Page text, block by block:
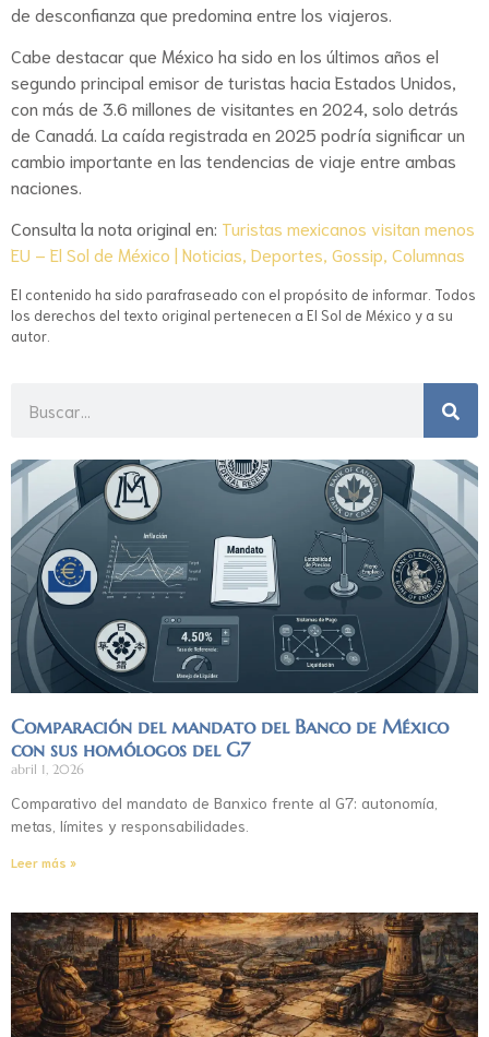
de desconfianza que predomina entre los viajeros.
Cabe destacar que México ha sido en los últimos años el
segundo principal emisor de turistas hacia Estados Unidos,
con más de 3.6 millones de visitantes en 2024, solo detrás
de Canadá. La caída registrada en 2025 podría significar un
cambio importante en las tendencias de viaje entre ambas
naciones.
Consulta la nota original en: Turistas mexicanos visitan menos
EU – El Sol de México | Noticias, Deportes, Gossip, Columnas
El contenido ha sido parafraseado con el propósito de informar. Todos
los derechos del texto original pertenecen a El Sol de México y a su
autor.
Comparación del mandato del Banco de México
con sus homólogos del G7
abril 1, 2026
Comparativo del mandato de Banxico frente al G7: autonomía,
metas, límites y responsabilidades.
Leer más »